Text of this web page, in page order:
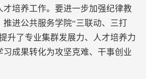
才培养工作。要进一步加强纪律教
进公共服务学院“三联动、三打
升了专业集群发展力、人才培养力
习成果转化为攻坚克难、干事创业